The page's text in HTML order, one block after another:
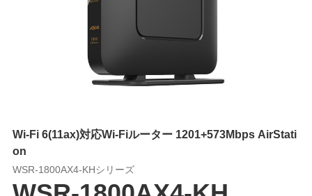
Wi-Fi 6(11ax)対応Wi-Fiルーター 1201+573Mbps AirStati
on
WSR-1800AX4-KHシリーズ